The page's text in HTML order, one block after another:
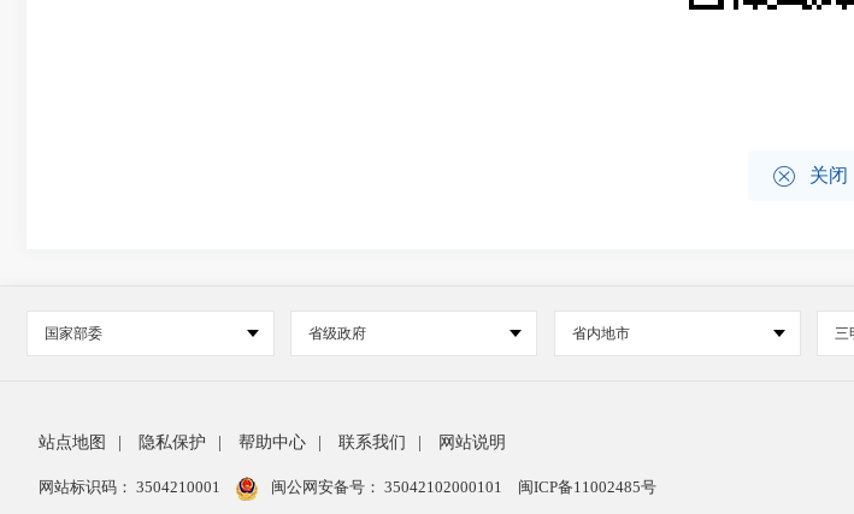
 关闭
国家部委 省级政府 省内地市 三
站点地图 隐私保护 帮助中心 联系我们 网站说明
网站标识码： 3504210001 闽公网安备号： 35042102000101 闽ICP备11002485号